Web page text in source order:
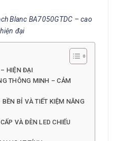
Blanc BA7050GTDC – cao
đại
HIỆN ĐẠI
THÔNG MINH – CẢM
BỈ VÀ TIẾT KIỆM NĂNG
VÀ ĐÈN LED CHIẾU